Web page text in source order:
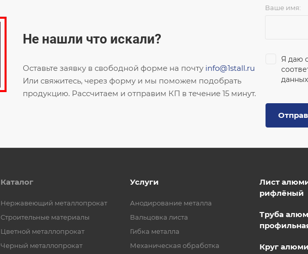
Не нашли что искали?
Оставьте заявку в свободной форме на почту info@1stall.ru
Или свяжитесь, через форму и мы поможем подобрать
продукцию. Рассчитаем и отправим КП в течение 15 минут.
Ваше имя:
Я даю
данных
Каталог
Нержавеющий металлопрокат
Строительные материалы
Цветной металлопрокат
Черный металлопрокат
Услуги
Анодирование металла
Вальцовка листа
Гибка металла
Механическая обработка
Лист
рифлёный
Труба
Круг